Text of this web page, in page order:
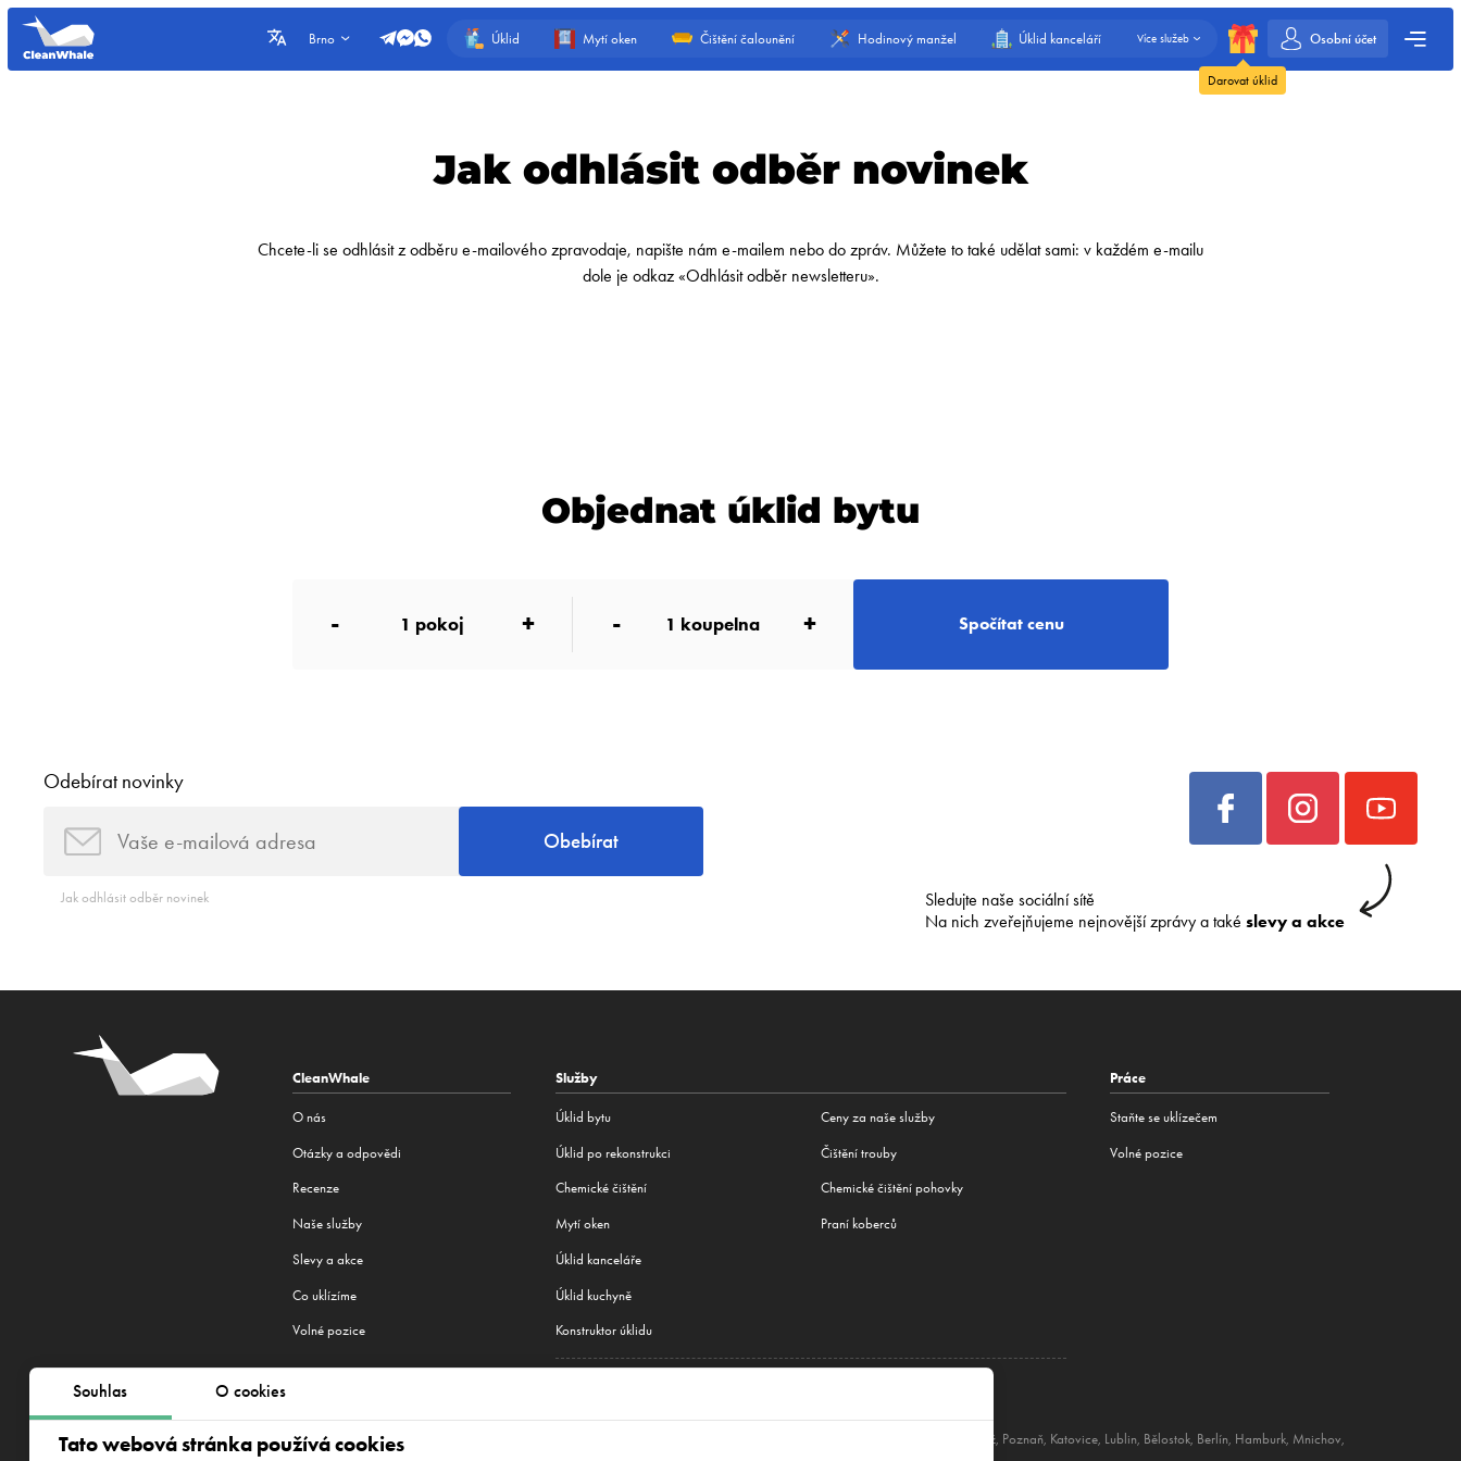
Souhlas O cookies
Tato webová stránka používá cookies
Brno Úklid Mytí oken Čištění čalounění Hodinový manžel Úklid kanceláří Více služeb
Darovat úklid
Osobní účet
Jak odhlásit odběr novinek
Chcete-li se odhlásit z odběru e-mailového zpravodaje, napište nám e-mailem nebo do zpráv. Můžete to také udělat sami: v každém e-mailu
dole je odkaz «Odhlásit odběr newsletteru».
Objednat úklid bytu
- 1 pokoj + - 1 koupelna + Spočítat cenu
Odebírat novinky
Obebírat
Jak odhlásit odběr novinek
Sledujte naše sociální sítě
Na nich zveřejňujeme nejnovější zprávy a také slevy a akce
CleanWhale
O nás
Otázky a odpovědi
Recenze
Naše služby
Slevy a akce
Co uklízíme
Volné pozice
Služby
Úklid bytu
Úklid po rekonstrukci
Сhemické čištění
Mytí oken
Úklid kanceláře
Úklid kuchyně
Konstruktor úklidu
Ceny za naše služby
Čištění trouby
Chemické čištění pohovky
Praní koberců
Práce
Staňte se uklízečem
Volné pozice
Jsme machři na úklid. Praha není jediným městem, kde fungujeme: Lodž, Poznaň, Katovice, Lublin, Bělostok, Berlín, Hamburk, Mnichov
Frankfurt, Minsk, Kyjev